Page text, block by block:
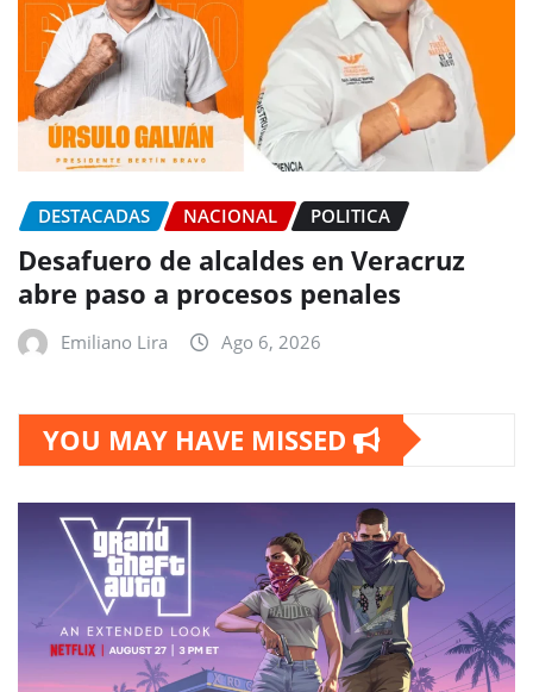
DESTACADAS NACIONAL POLITICA
Desafuero de alcaldes en Veracruz
abre paso a procesos penales
Emiliano Lira Ago 6, 2026
YOU MAY HAVE MISSED